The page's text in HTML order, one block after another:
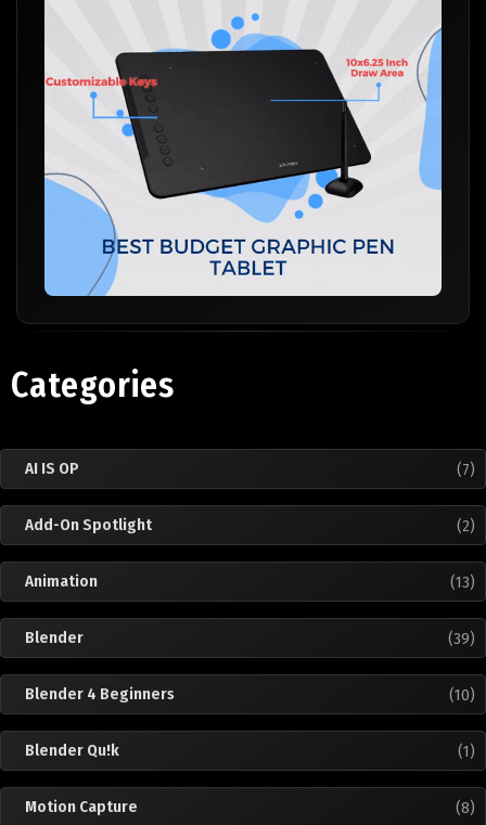
Categories
AI IS OP (7)
Add-On Spotlight (2)
Animation (13)
Blender (39)
Blender 4 Beginners (10)
Blender Qu!k (1)
Motion Capture (8)